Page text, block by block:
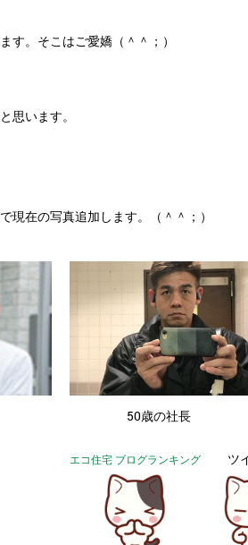
す。そこはご愛嬌（＾＾；）
思います。
在の写真追加します。（＾＾；）
50歳の社長
エコ住宅 ブログランキング ツ